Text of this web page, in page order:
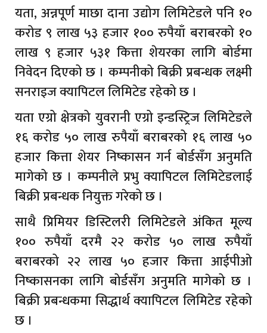
यता, अन्नपूर्ण माछा दाना उद्योग लिमिटेडले पनि १०
करोड ९ लाख ५३ हजार १०० रुपैयाँ बराबरको १०
लाख ९ हजार ५३१ कित्ता शेयरका लागि बोर्डमा
निवेदन दिएको छ । कम्पनीको बिक्री प्रबन्धक लक्ष्मी
सनराइज क्यापिटल लिमिटेड रहेको छ ।
यता एग्रो क्षेत्रको युवरानी एग्रो इन्डस्ट्रिज लिमिटेडले
१६ करोड ५० लाख रुपैयाँ बराबरको १६ लाख ५०
हजार कित्ता शेयर निष्कासन गर्न बोर्डसँग अनुमति
मागेको छ । कम्पनीले प्रभु क्यापिटल लिमिटेडलाई
बिक्री प्रबन्धक नियुक्त गरेको छ ।
साथै प्रिमियर डिस्टिलरी लिमिटेडले अंकित मूल्य
१०० रुपैयाँ दरमै २२ करोड ५० लाख रुपैयाँ
बराबरको २२ लाख ५० हजार कित्ता आईपीओ
निष्कासनका लागि बोर्डसँग अनुमति मागेको छ ।
बिक्री प्रबन्धकमा सिद्धार्थ क्यापिटल लिमिटेड रहेको
छ ।